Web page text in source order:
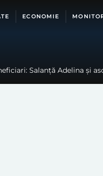
ECONOMIE
Salanță Adelina și